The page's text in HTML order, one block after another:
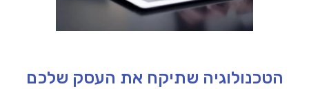
הטכנולוגיה שתיקח את העסק שלכם